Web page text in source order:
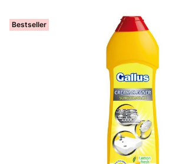
Bestseller